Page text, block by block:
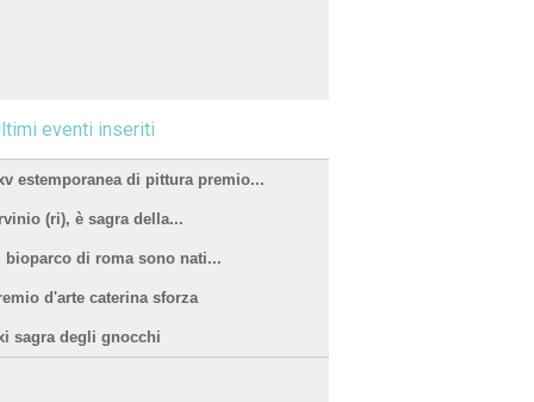
eventi inseriti
estemporanea di pittura premio...
(ri), è sagra della...
bioparco di roma sono nati...
d'arte caterina sforza
sagra degli gnocchi